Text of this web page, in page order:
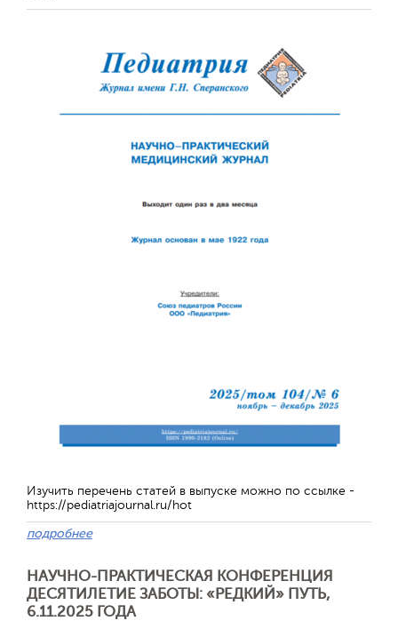
Изучить перечень статей в выпуске можно по ссылке -
https://pediatriajournal.ru/hot
подробнее
НАУЧНО-ПРАКТИЧЕСКАЯ КОНФЕРЕНЦИЯ
ДЕСЯТИЛЕТИЕ ЗАБОТЫ: «РЕДКИЙ» ПУТЬ,
6.11.2025 ГОДА
Отправить